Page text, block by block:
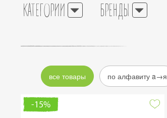
КАТЕГОРИИ БРЕНДЫ
все товары по алфавиту a→я
-15%